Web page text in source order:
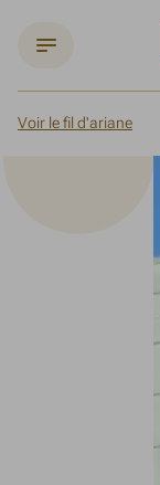
Voir le fil d'ariane
À